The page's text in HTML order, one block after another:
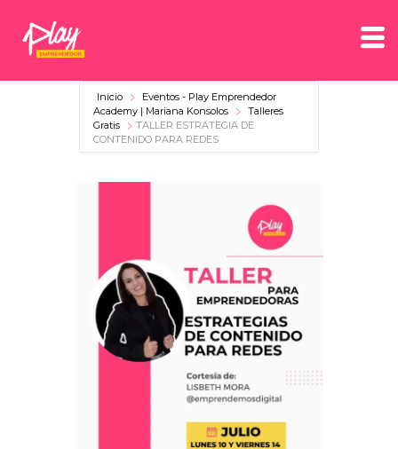
Inicio
Eventos - Play Emprendedor
Academy | Mariana Konsolos
Talleres
Gratis
TALLER ESTRATEGIA DE
CONTENIDO PARA REDES